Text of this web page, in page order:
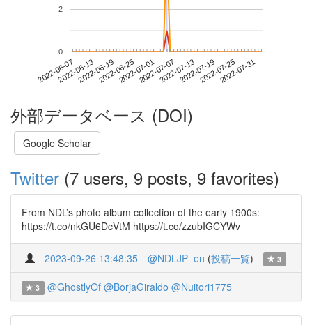
2022-06-072022-06-132022-06-192022-06-252022-07-012022-07-072022-07-132022-07-192022-07-252022-07-31
0
2
外部データベース (DOI)
Google Scholar
Twitter (7 users, 9 posts, 9 favorites)
From NDL’s photo album collection of the early 1900s:
https://t.co/nkGU6DcVtM https://t.co/zzubIGCYWv
2023-09-26 13:48:35 @NDLJP_en (投稿一覧) 3
3 @GhostlyOf @BorjaGiraldo @Nuitori1775